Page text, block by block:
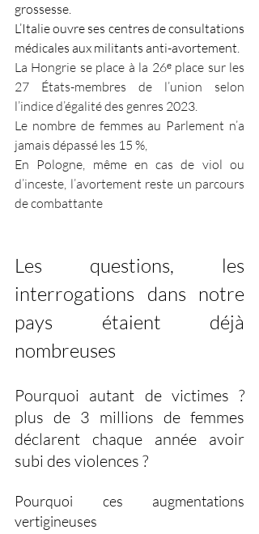
grossesse.
L’Italie ouvre ses centres de consultations
médicales aux militants anti-avortement.
La Hongrie se place à la 26ᵉ place sur les
27 États-membres de l’union selon
l’indice d’égalité des genres 2023.
Le nombre de femmes au Parlement n’a
jamais dépassé les 15 %,
En Pologne, même en cas de viol ou
d’inceste, l’avortement reste un parcours
de combattante
Les questions, les
interrogations dans notre
pays étaient déjà
nombreuses
Pourquoi autant de victimes ?
plus de 3 millions de femmes
déclarent chaque année avoir
subi des violences ?
Pourquoi ces augmentations
vertigineuses